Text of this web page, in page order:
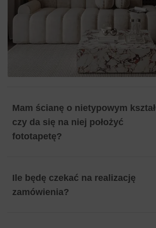
Mam ścianę o nietypowym
czy da się na niej położyć
fototapetę?
Ile będę czekać na realizację
zamówienia?